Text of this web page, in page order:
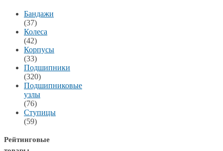
Бандажи
(37)
Колеса
(42)
Корпусы
(33)
Подшипники
(320)
Подшипниковые
узлы
(76)
Ступицы
(59)
Рейтинговые